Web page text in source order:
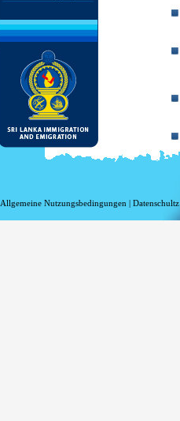
Allgemeine Nutzungsbedingungen | Datenschultz